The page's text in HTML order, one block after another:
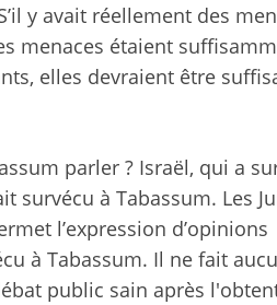
y avait réellement des
menaces étaient
elles devraient être
parler ? Israël, qui a
survécu à Tabassum. Les
l’expression d’opinions
à Tabassum. Il ne fait
public sain après